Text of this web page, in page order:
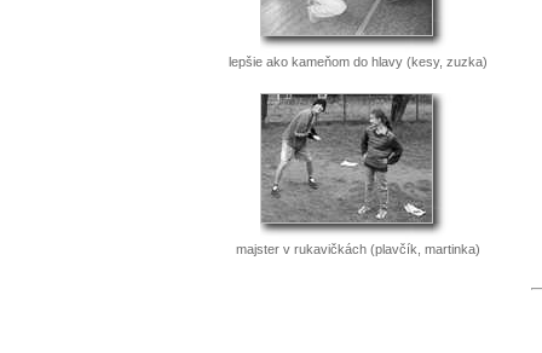
lepšie ako kameňom do hlavy (kesy, zuzka)
majster v rukavičkách (plavčík, martinka)